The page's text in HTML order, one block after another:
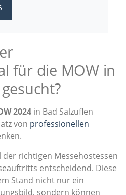
für die MOW in
2024 in Bad Salzuflen
von professionellen
richtigen Messehostessen
entscheidend. Diese
Stand nicht nur ein
sondern können